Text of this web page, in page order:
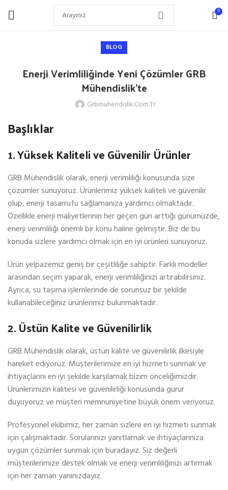
0
BLOG
Enerji Verimliliğinde Yeni Çözümler GRB
Mühendislik’te
Grbmuhendislik.com.tr
Başlıklar
1. Yüksek Kaliteli ve Güvenilir Ürünler
GRB Mühendislik olarak, enerji verimliliği konusunda size
çözümler sunuyoruz. Ürünlerimiz yüksek kaliteli ve güvenilir
olup, enerji tasarrufu sağlamanıza yardımcı olmaktadır.
Özellikle enerji maliyetlerinin her geçen gün arttığı günümüzde,
enerji verimliliği önemli bir konu haline gelmiştir. Biz de bu
konuda sizlere yardımcı olmak için en iyi ürünleri sunuyoruz.
Ürün yelpazemiz geniş bir çeşitliliğe sahiptir. Farklı modeller
arasından seçim yaparak, enerji verimliliğinizi artırabilirsiniz.
Ayrıca, su taşıma işlemlerinde de sorunsuz bir şekilde
kullanabileceğiniz ürünlerimiz bulunmaktadır.
2. Üstün Kalite ve Güvenilirlik
GRB Mühendislik olarak, üstün kalite ve güvenilirlik ilkesiyle
hareket ediyoruz. Müşterilerimize en iyi hizmeti sunmak ve
ihtiyaçlarını en iyi şekilde karşılamak bizim önceliğimizdir.
Ürünlerimizin kalitesi ve güvenilirliği konusunda gurur
duyuyoruz ve müşteri memnuniyetine büyük önem veriyoruz.
Profesyonel ekibimiz, her zaman sizlere en iyi hizmeti sunmak
için çalışmaktadır. Sorularınızı yanıtlamak ve ihtiyaçlarınıza
uygun çözümler sunmak için buradayız. Siz değerli
müşterilerimize destek olmak ve enerji verimliliğinizi artırmak
için her zaman yanınızdayız.